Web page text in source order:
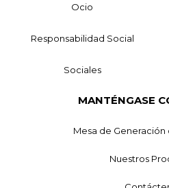
Ocio
Responsabilidad Social
Sociales
MANTÉNGASE
Mesa de
Nuestros